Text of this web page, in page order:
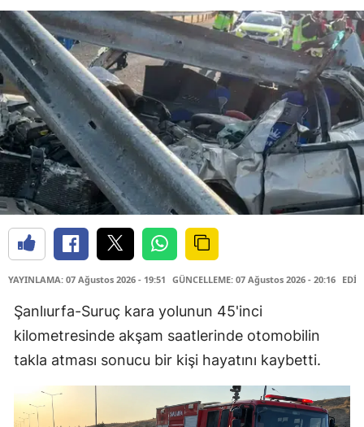
YAYINLAMA: 07 Ağustos 2026 - 19:51 GÜNCELLEME: 07 Ağustos 2026 - 20:16
Şanlıurfa-Suruç kara yolunun 45'inci
kilometresinde akşam saatlerinde otomobilin
takla atması sonucu bir kişi hayatını kaybetti.